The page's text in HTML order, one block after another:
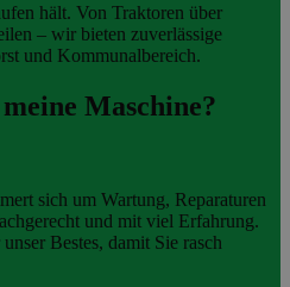
hält. Von Traktoren über
– wir bieten zuverlässige
und Kommunalbereich.
Maschine?
sich um Wartung, Reparaturen
und mit viel Erfahrung.
Bestes, damit Sie rasch